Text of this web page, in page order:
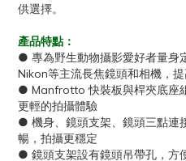
供選擇。
產品特點：
● 專為野生動物攝影愛好者量身
Nikon等主流長焦鏡頭和相機，
● Manfrotto 快裝板與桿夾底座
更輕的拍攝體驗
● 機身、鏡頭支架、鏡頭三點連
暢，拍攝更穩定
● 鏡頭支架設有鏡頭吊帶孔，方